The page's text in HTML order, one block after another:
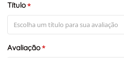
Título*
Avaliação*